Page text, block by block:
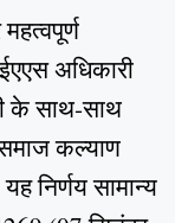
अधिकारी
के साथ‑साथ
कल्याण
निर्णय सामान्य